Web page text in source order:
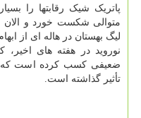
پاتریک شیک رقابتها را
متوالی شکست خورد و
لیگ بهستان در هاله ای از
نوروید در هفته های اخیر،
ضعیفی کسب کرده است که
تأثیر گذاشته است.